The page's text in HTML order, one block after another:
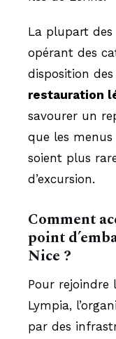
La plupart des
opérant des
disposition des
restauration
savourer un
que les
soient plus
d’excursion.
Comment
point
Nice ?
Pour rejoindre
Lympia,
par des